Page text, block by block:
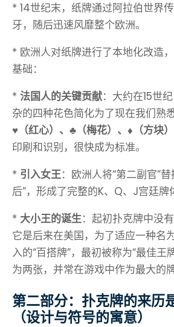
* 14世纪末，纸牌通过阿拉伯世界
牙，随后迅速风靡整个欧洲。
* 欧洲人对纸牌进行了本地化改造
基础：
* 法国人的关键贡献：大约在15世
杂的四种花色简化为了现在我们熟
♥️（红心）、♣️（梅花）、♦️（方块）
印刷和识别，很快成为标准。
* 引入女王：欧洲人将“第二副官”
后”，形成了完整的K、Q、J宫廷牌
* 大小王的诞生：起初扑克牌中没
它是后来在美国，为了适应一种名
入的“百搭牌”，最初被称为“最佳王
为两张，并常在游戏中作为最大的
第二部分：扑克牌的来历
（设计与符号的寓意）